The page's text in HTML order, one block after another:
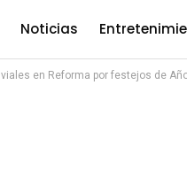
Noticias
en Reforma por festejos de